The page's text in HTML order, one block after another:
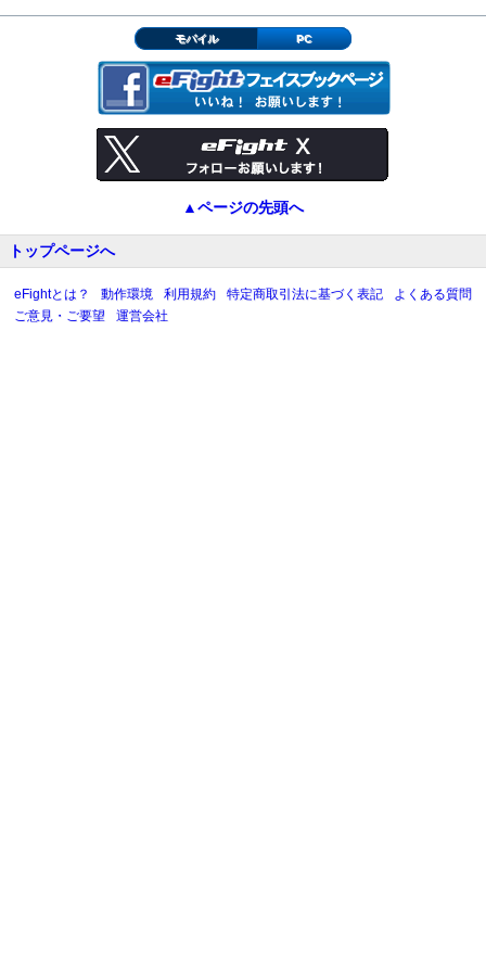
モバイル PC
▲ページの先頭へ
トップページへ
eFightとは？ 動作環境 利用規約 特定商取引法に基づく表記
よくある質問
ご意見・ご要望
運営会社